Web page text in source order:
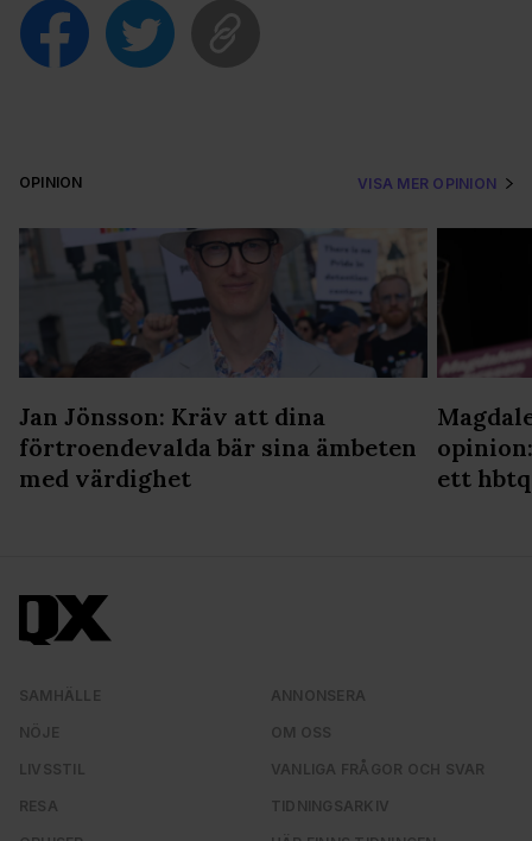
OPINION VISA MER OPINION
Jan Jönsson: Kräv att dina
förtroendevalda bär sina ämbeten
med värdighet
ett
SAMHÄLLE
NÖJE
LIVSSTIL
RESA
ANNONSERA
OM OSS
VANLIGA FRÅGOR OCH SVAR
TIDNINGSARKIV